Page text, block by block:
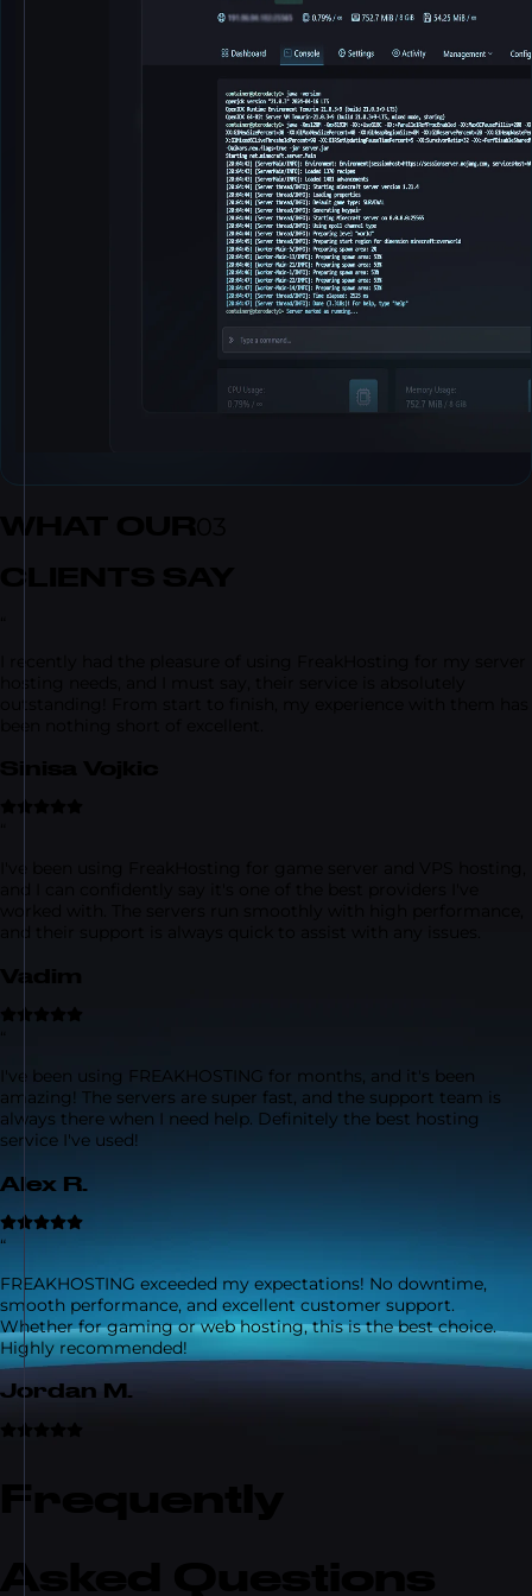
“
I've been using FREAKHOSTING for months, and it's been
amazing! The servers are super fast, and the support team is
always there when I need help. Definitely the best hosting
service I've used!
Alex R.
“
FREAKHOSTING exceeded my expectations! No downtime,
smooth performance, and excellent customer support.
Whether for gaming or web hosting, this is the best choice.
Highly recommended!
Jordan M.